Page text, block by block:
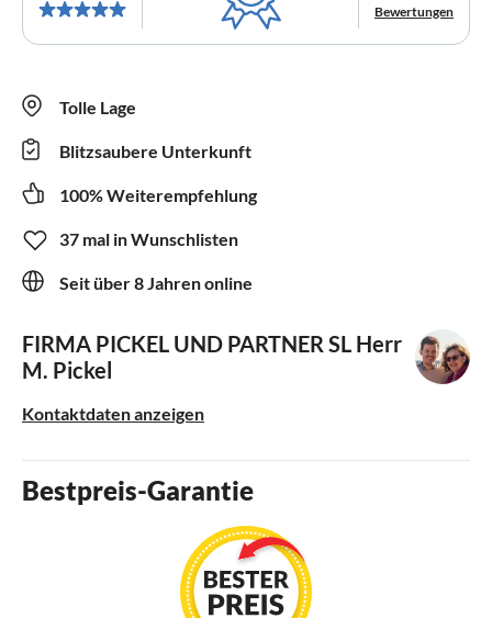
Bewertungen
Tolle Lage
Blitzsaubere Unterkunft
100% Weiterempfehlung
37 mal in Wunschlisten
Seit über 8 Jahren online
FIRMA PICKEL UND PARTNER SL Herr
M. Pickel
Kontaktdaten anzeigen
Bestpreis-Garantie